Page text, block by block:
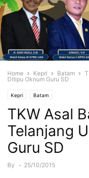
Home Kepri Batam
Ditipu Oknum Guru SD
Kepri Batam
TKW Asal
Telanjang
Guru SD
By - 25/10/2015